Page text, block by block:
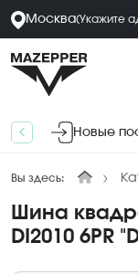
Москва(Укажите
Новые
Вы здесь:
Шина
DI2010 6PR